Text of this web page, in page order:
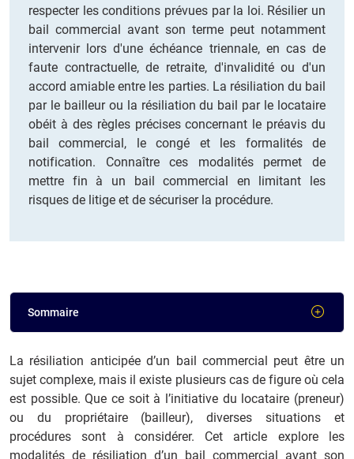
respecter les conditions prévues par la loi. Résilier un
bail commercial avant son terme peut notamment
intervenir lors d'une échéance triennale, en cas de
faute contractuelle, de retraite, d'invalidité ou d'un
accord amiable entre les parties. La résiliation du bail
par le bailleur ou la résiliation du bail par le locataire
obéit à des règles précises concernant le préavis du
bail commercial, le congé et les formalités de
notification. Connaître ces modalités permet de
mettre fin à un bail commercial en limitant les
risques de litige et de sécuriser la procédure.
Sommaire
La résiliation anticipée d’un bail commercial peut être un
sujet complexe, mais il existe plusieurs cas de figure où cela
est possible. Que ce soit à l’initiative du locataire (preneur)
ou du propriétaire (bailleur), diverses situations et
procédures sont à considérer. Cet article explore les
modalités de résiliation d’un bail commercial avant son